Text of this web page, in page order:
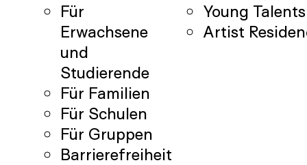
Für
Erwachsene
und
Studierende
Für Familien
Für Schulen
Für Gruppen
Barrierefreiheit
Young
Artist